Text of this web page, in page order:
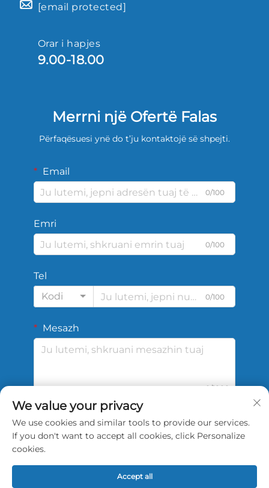
[email protected]
Orar i hapjes
9.00-18.00
Merrni një Ofertë Falas
Përfaqësuesi ynë do t’ju kontaktojë së shpejti.
Email
0/100
Emri
0/100
Tel
Kodi
0/100
Mesazh
0/1000
DËRGO
We value your privacy
We use cookies and similar tools to provide our services.
If you don't want to accept all cookies, click Personalize
cookies.
Accept all